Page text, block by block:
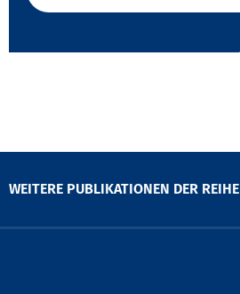
WEITERE PUBLIKATIONEN DER REIHE